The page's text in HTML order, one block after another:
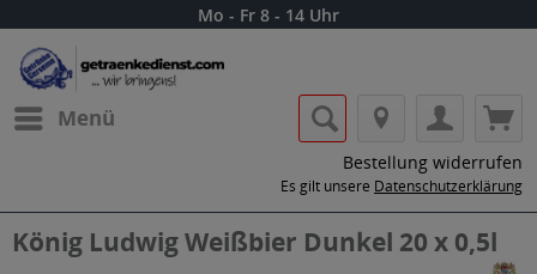
Mo - Fr 8 - 14 Uhr
Menü
Bestellung widerrufen
Es gilt unsere Datenschutzerklärung
König Ludwig Weißbier Dunkel 20 x 0,5l